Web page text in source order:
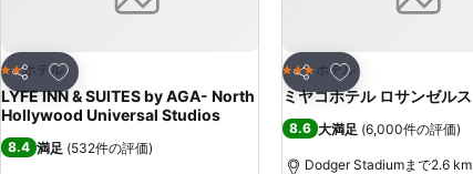
シェア
お気に入りに追加
2 ホテルのランク
ホテル
LYFE INN & SUITES by AGA- North
Hollywood Universal Studios
8.4 満足 (532件の評価)
シェア
お気に入りに追加
3 ホテルのランク
ホテル
ミヤコホテル ロサンゼルス
8.6 大満足 (6,000件の評価)
Dodger Stadiumまで2.6 km